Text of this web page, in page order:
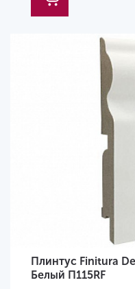
Плинтус Finitura
Белый П115RF